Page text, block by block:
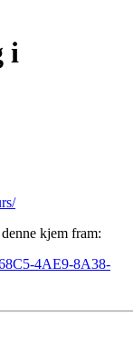
i
kjem fram:
4AE9-8A38-